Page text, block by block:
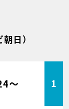
朝日）
～ 1